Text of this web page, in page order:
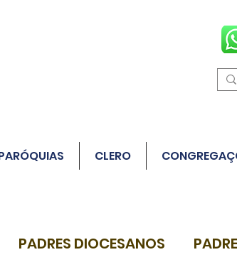
CLERO
PADRES DIOCESANOS